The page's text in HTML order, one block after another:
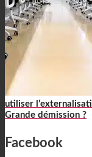
utiliser
Grande démission ?
Facebook